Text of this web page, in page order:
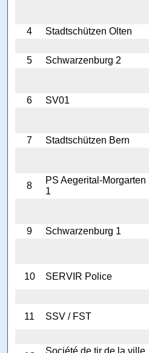
4
Stadtschützen Olten
5
Schwarzenburg 2
6
SV01
7
Stadtschützen Bern
8
PS Aegerital-Morgarten
1
9
Schwarzenburg 1
10
SERVIR Police
11
SSV / FST